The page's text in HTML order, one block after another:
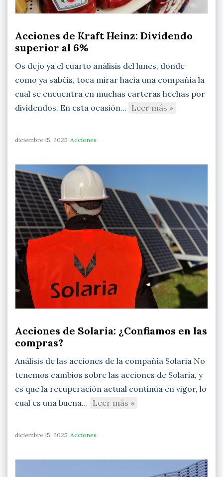
Acciones de Kraft Heinz: Dividendo
superior al 6%
Os dejo ya el cuarto análisis del lunes, donde
como ya sabéis, toca mirar hacia una compañía la
cual se encuentra en muchas carteras hechas por
dividendos. En esta ocasión… Leer más »
diciembre 15, 2025 Acciones
Acciones de Solaria: ¿Confiamos en las
compras?
Análisis de las acciones de la compañía Solaria No
tenemos cambios sobre las acciones de Solaria, y
es que la recuperación actual continúa en vigor, lo
cual es una buena… Leer más »
diciembre 15, 2025 Acciones